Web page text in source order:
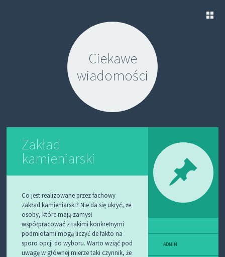
Ciekawe
wiadomości
Zakład
kamieniarski
Co jest realizowane przez fachowy
zakład kamieniarski? Nie da się ukryć, że
osoby, które mają zamysł
współpracować z takimi konkretnymi
podmiotami mogą liczyć de fakto na
sporo opcji do wyboru. Warto wziąć pod
uwagę w głównej mierze taki czynnik, że
ADMIN